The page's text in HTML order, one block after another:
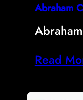
Abraham
Read